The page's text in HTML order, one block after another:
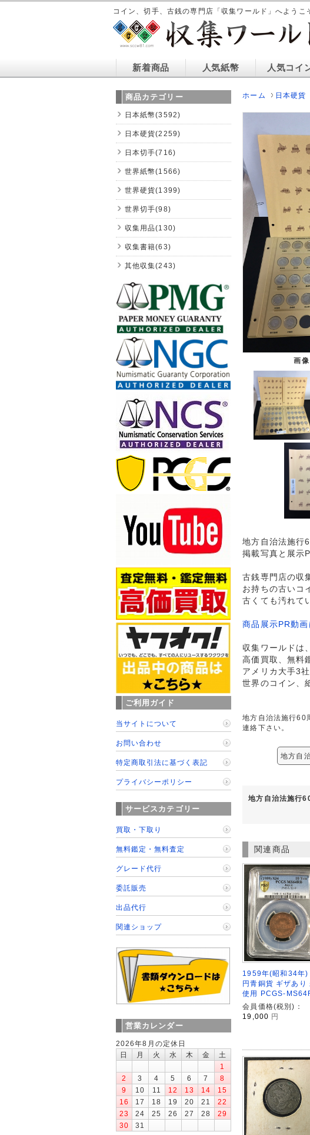
コイン、切手、古銭の専門店「収集ワールド」へようこ
新着商品 人気紙幣 人気コイ
ホーム 日本硬貨
画
地方自治法施行
掲載写真と展示
古銭専門店の収
お持ちの古いコ
古くても汚れて
商品展示PR動
収集ワールドは
高価買取、無料
アメリカ大手3
世界のコイン、
地方自治法施行60
連絡下さい。
地方自
地方自治法施行
関連商品
1959年(昭和34年)
円青銅貨 ギザあり
使用 PCGS-
会員価格(税別)：
19,000 円
商品カテゴリー
日本紙幣(3592)
日本硬貨(2259)
日本切手(716)
世界紙幣(1566)
世界硬貨(1399)
世界切手(98)
収集用品(130)
収集書籍(63)
其他収集(243)
ご利用ガイド
当サイトについて
お問い合わせ
特定商取引法に基づく表記
プライバシーポリシー
サービスカテゴリー
買取・下取り
無料鑑定・無料査定
グレード代行
委託販売
出品代行
関連ショップ
営業カレンダー
2026年8月の定休日
日
月 火 水 木 金
土
1
2
3 4 5 6 7
8
9
10 11 12 13 14
15
16
17 18 19 20 21
22
23
24 25 26 27 28
29
30
31